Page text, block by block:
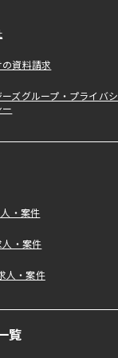
資料請求
ーズグループ・プライバシ
ー
人・案件
人・案件
人・案件
覧